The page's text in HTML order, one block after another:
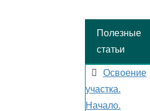
Полезные
статьи
Освоение
участка.
Начало.